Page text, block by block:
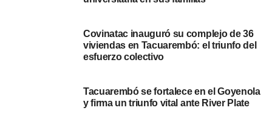
conseguido empleo, e involucrándose en su primera
oportunidad laboral”.
jornales solidarios, el intendente apuntó que “en todas las
localidades del departamento; juntas locales, alcaldías y
Covinatac inauguró su complejo de 36
viviendas en Tacuarembó: el triunfo del
esfuerzo colectivo
Tacuarembó se fortalece en el Goyenola
y firma un triunfo vital ante River Plate